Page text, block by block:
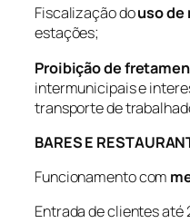
Fiscalização douso de
estações;
Proibição de
intermunicipais e
transporte de
BARES E
Funcionamento com
Entrada de clientes até